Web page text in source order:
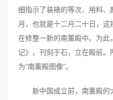
细指示了装裱的等次、用料
月，也就是十二月二十日，
在修整一新的南薰殿中。为
记》，刊刻于石，立在殿前
为“南薰殿图像”。
新中国成立前，南薰殿的